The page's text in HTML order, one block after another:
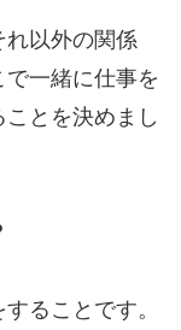
れ以外の関係
一緒に仕事を
とを決めまし
ることです。